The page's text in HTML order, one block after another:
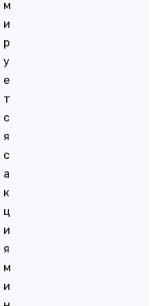
м
и
р
у
е
т
с
я
с
а
к
ц
и
я
м
и